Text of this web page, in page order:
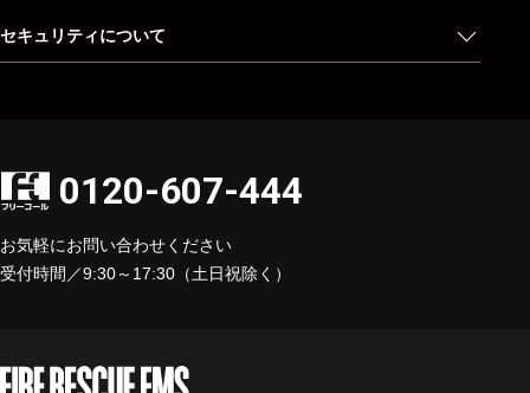
セキュリティについて
0120-607-444
お気軽にお問い合わせください
受付時間／9:30～17:30（土日祝除く）